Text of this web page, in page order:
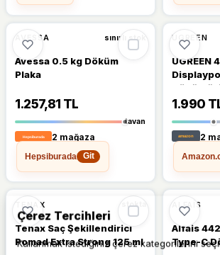
AVESSA sınırlı stok
Avessa 0.5 kg Döküm
Plaka
1.257,81 TL
tavan
2 mağaza
Hepsiburada
Git
UGREEN
UGREEN
Metre
1.990
2
%6
TENAX stokta
Tenax Saç Şekillendirici
Pomad Extra Strong 125 ml
%62
ALFAIS
Alfais
Type-C
Çerez Tercihleri
Kullanmak istediğiniz çerez kategorilerini